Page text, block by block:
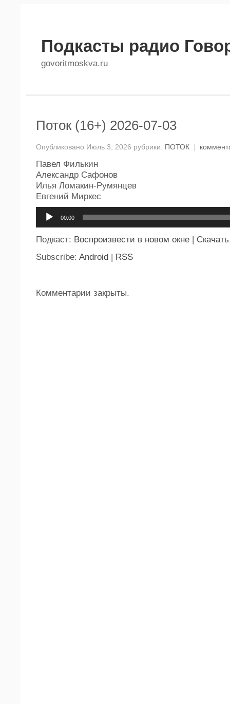
Подкасты радио
govoritmoskva.ru
Поток (16+) 2026-07-03
Опубликовано Июль 3, 2026 рубрики: ПОТОК |
Павел Филькин
Александр Сафонов
Илья Ломакин-Румянцев
Евгений Миркес
00:00
Подкаст: Воспроизвести в новом окне | Скачать
Subscribe: Android | RSS
Комментарии закрыты.